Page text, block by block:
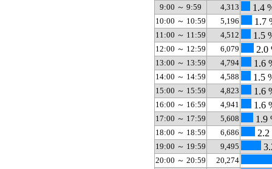
9:00 ～ 9:59 4,313 1.4
10:00 ～ 10:59 5,196 1.7
11:00 ～ 11:59 4,512 1.5
12:00 ～ 12:59 6,079 2.0
13:00 ～ 13:59 4,794 1.6
14:00 ～ 14:59 4,588 1.5
15:00 ～ 15:59 4,823 1.6
16:00 ～ 16:59 4,941 1.6
17:00 ～ 17:59 5,608 1.9
18:00 ～ 18:59 6,686 2.2
19:00 ～ 19:59 9,495
20:00 ～ 20:59
20,274